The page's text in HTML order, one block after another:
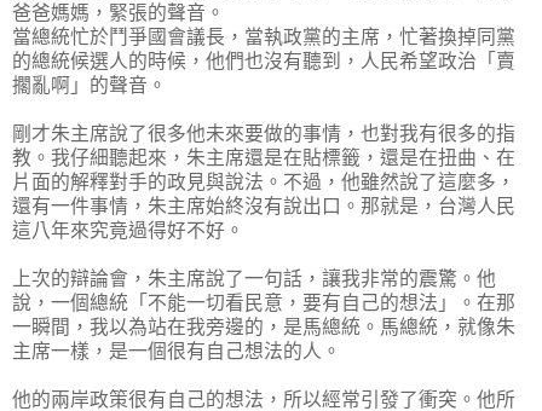
爸爸媽媽，緊張的聲音。
當總統忙於鬥爭國會議長，當執政黨的主席，忙著換掉同黨
的總統候選人的時候，他們也沒有聽到，人民希望政治「賣
擱亂啊」的聲音。
剛才朱主席說了很多他未來要做的事情，也對我有很多的指
教。我仔細聽起來，朱主席還是在貼標籤，還是在扭曲、在
片面的解釋對手的政見與說法。不過，他雖然說了這麼多，
還有一件事情，朱主席始終沒有說出口。那就是，台灣人民
這八年來究竟過得好不好。
上次的辯論會，朱主席說了一句話，讓我非常的震驚。他
說，一個總統「不能一切看民意，要有自己的想法」。在那
一瞬間，我以為站在我旁邊的，是馬總統。馬總統，就像朱
主席一樣，是一個很有自己想法的人。
他的兩岸政策很有自己的想法，所以經常引發了衝突。他所